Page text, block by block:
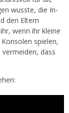
wusste, die In-
den Eltern
wenn ihr kleine
spielen,
dass